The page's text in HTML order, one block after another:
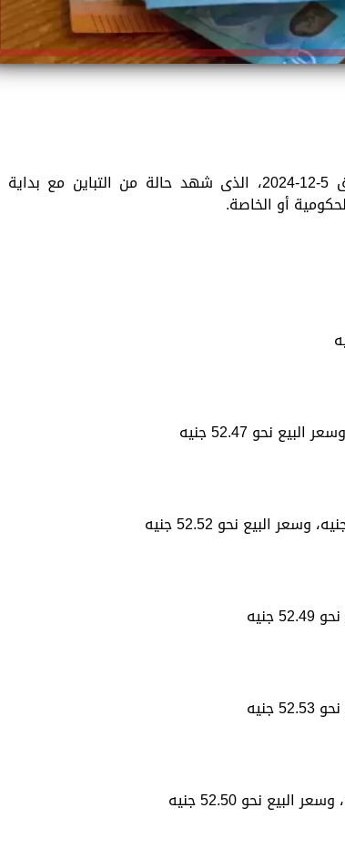
تستعرض «الزمان» سعر اليورو اليوم الخميس الموافق 5-12-2024، الذى شهد حالة من التباين مع بداية
أو الخاصة.